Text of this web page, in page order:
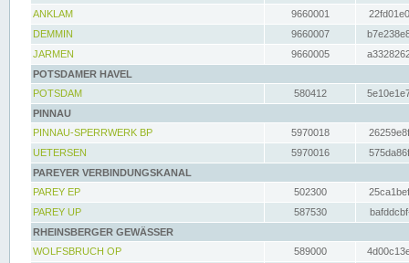
ANKLAM
9660001
DEMMIN
9660007
JARMEN
9660005
POTSDAMER HAVEL
POTSDAM
580412
PINNAU
PINNAU-SPERRWERK BP
5970018
UETERSEN
5970016
PAREYER VERBINDUNGSKANAL
PAREY EP
502300
PAREY UP
587530
RHEINSBERGER GEWÄSSER
WOLFSBRUCH OP
589000